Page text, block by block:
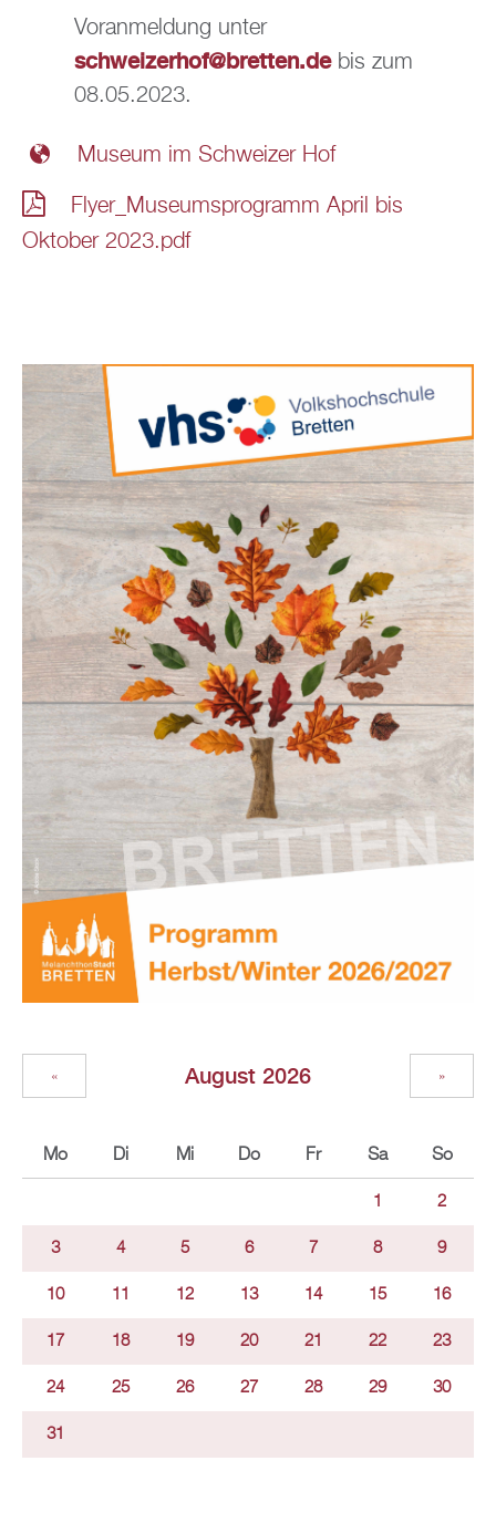
Voranmeldung unter
schweizerhof@bretten.debis zum
08.05.2023.
Museum im Schweizer Hof
Flyer_Museumsprogramm April bis
Oktober 2023.pdf
August 2026
« »
Mo Di Mi Do Fr Sa So
1 2
3 4 5 6 7 8 9
10 11 12 13 14 15 16
17 18 19 20 21 22 23
24 25 26 27 28 29 30
31